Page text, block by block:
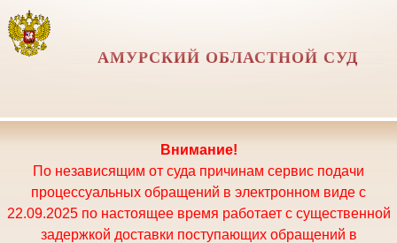
АМУРСКИЙ ОБЛАСТНОЙ СУД
Внимание!
По независящим от суда причинам сервис подачи
процессуальных обращений в электронном виде с
22.09.2025 по настоящее время работает с существенной
задержкой доставки поступающих обращений в